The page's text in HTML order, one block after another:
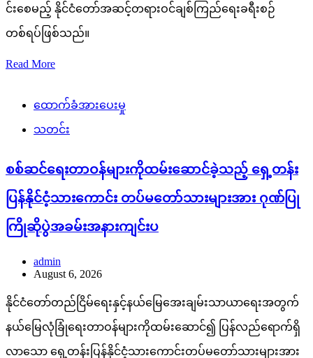
င်းစေမည့် နိုင်ငံတော်အဆင့်တရားဝင်ချစ်ကြည်ရေးခရီးစဉ်
တစ်ရပ်ဖြစ်သည်။
Read More
ထောက်ခံအားပေးမှု
သတင်း
စစ်ဆင်ရေးတာဝန်များကိုထမ်းဆောင်ခဲ့သည့် ရှေ့တန်း
ပြန်နိုင်ငံ့သားကောင်း တပ်မတော်သားများအား ဂုဏ်ပြု
ကြိုဆိုပွဲအခမ်းအနားကျင်းပ
admin
August 6, 2026
နိုင်ငံတော်တည်ငြိမ်ရေးနှင့်နယ်မြေအေးချမ်းသာယာရေးအတွက်
နယ်မြေလုံခြုံရေးတာဝန်များကိုထမ်းဆောင်၍ ပြန်လည်ရောက်ရှိ
လာသော ရှေ့တန်းပြန်နိုင်ငံ့သားကောင်းတပ်မတော်သားများအား